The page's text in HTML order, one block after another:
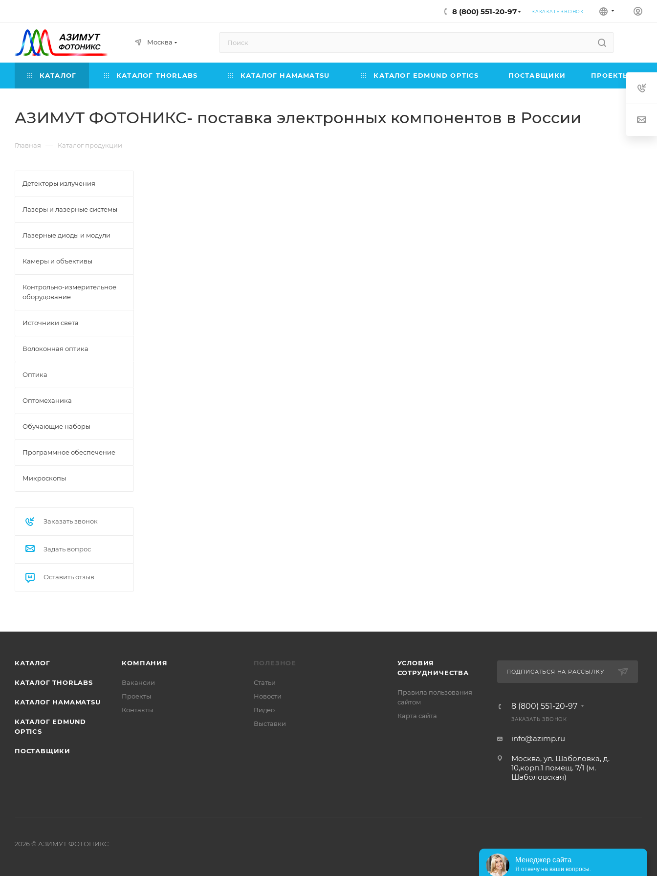
8 (800) 551-20-97 ЗАКАЗАТЬ ЗВОНОК
Москва
КАТАЛОГ КАТАЛОГ THORLABS КАТАЛОГ HAMAMATSU КАТАЛОГ EDMUND OPTICS ПОСТАВЩИКИ ПРОЕКТЫ
АЗИМУТ ФОТОНИКС- поставка электронных компонентов в России
Главная — Каталог продукции
Детекторы излучения
Лазеры и лазерные системы
Лазерные диоды и модули
Камеры и объективы
Контрольно-измерительное
оборудование
Источники света
Волоконная оптика
Оптика
Оптомеханика
Обучающие наборы
Программное обеспечение
Микроскопы
Заказать звонок
Задать вопрос
Оставить отзыв
КАТАЛОГ
КАТАЛОГ THORLABS
КАТАЛОГ HAMAMATSU
КАТАЛОГ EDMUND
OPTICS
ПОСТАВЩИКИ
КОМПАНИЯ
Вакансии
Проекты
Контакты
ПОЛЕЗНОЕ
Статьи
Новости
Видео
Выставки
УСЛОВИЯ
СОТРУДНИЧЕСТВА
Правила пользования
сайтом
Карта сайта
ПОДПИСАТЬСЯ НА РАССЫЛКУ
8 (800) 551-20-97
ЗАКАЗАТЬ ЗВОНОК
info@azimp.ru
Москва, ул. Шаболовка, д.
10,корп.1 помещ. 7/1 (м.
Шаболовская)
2026© АЗИМУТ ФОТОНИКС
Менеджер сайта
Я отвечу на ваши вопросы.